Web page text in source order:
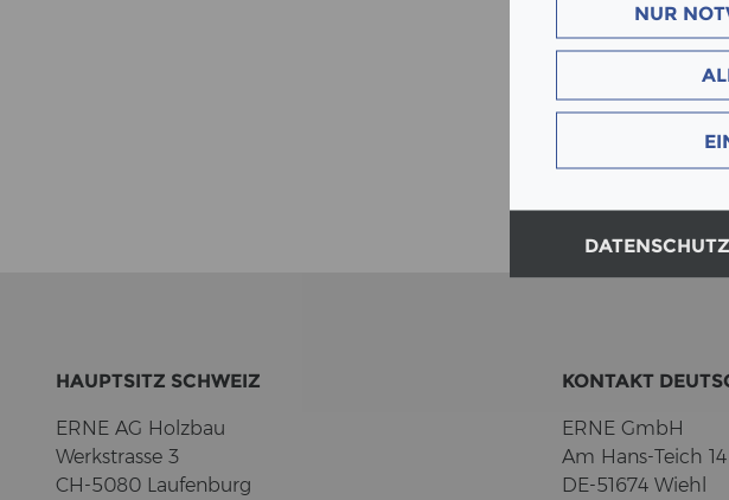
NUR
HAUPT­SITZ SCHWEIZ
ERNE AG Holz­bau
Werk­stras­se 3
CH-5080 Lau­fen­burg
KON­TAKT
ERNE GmbH
Am Hans-​Teich 14
DE-51674 Wiehl